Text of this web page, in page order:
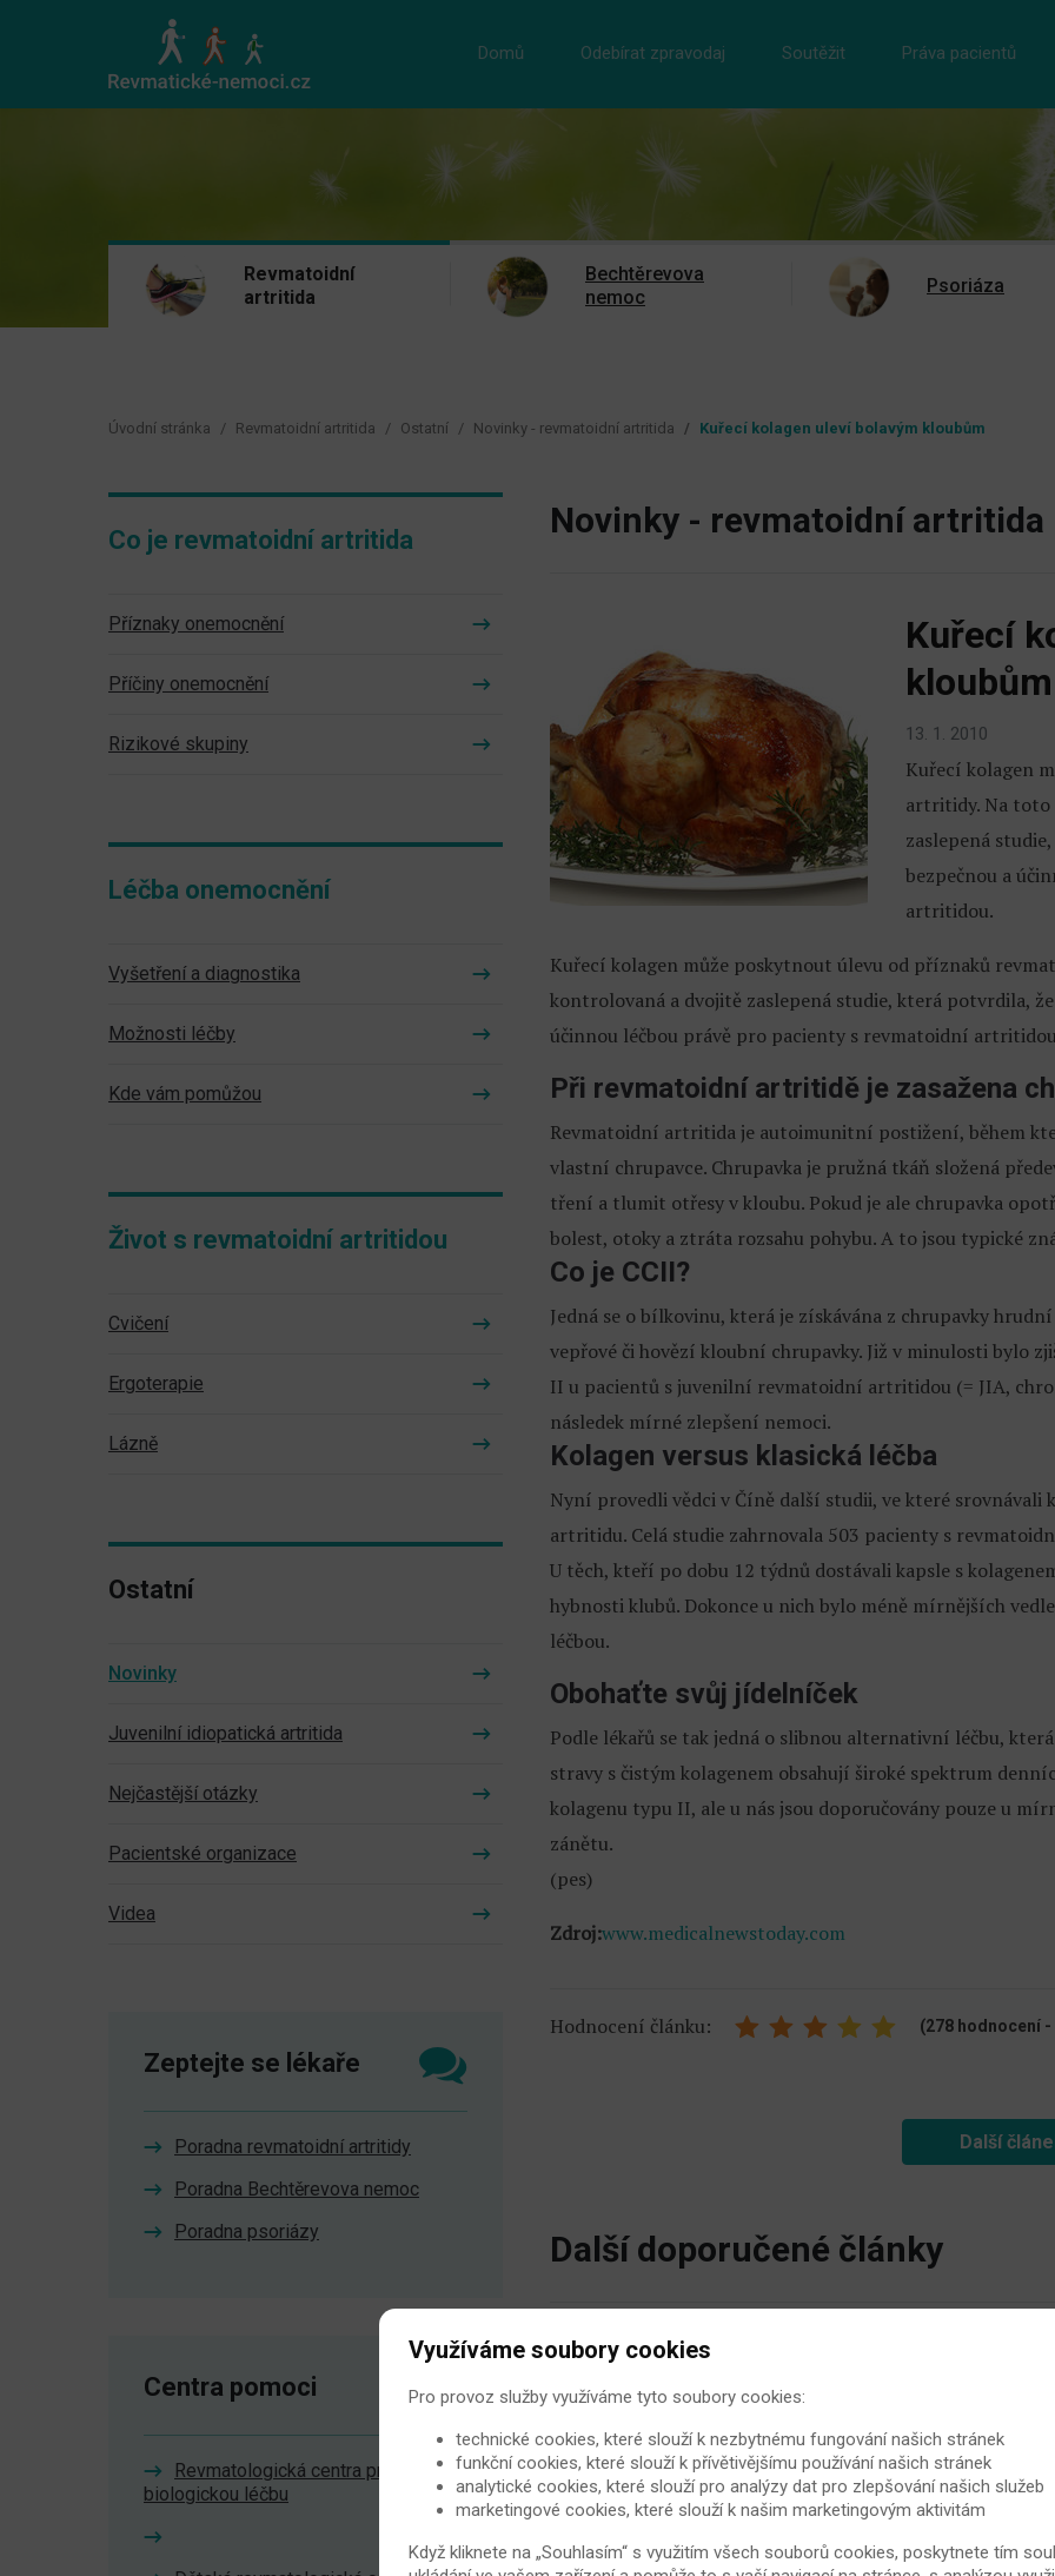
Domů Odebírat zpravodaj Soutěžit Práva pacientů
Revmatoidní
artritida
Bechtěrevova
nemoc
Psoriáza
Úvodní stránka Revmatoidní artritida Ostatní Novinky - revmatoidní artritida Kuřecí kolagen uleví bolavým kloubům
Novinky - revmatoidní artritida
Kuřecí
kloubům
13. 1. 2010
Kuřecí kolagen
artritidy. Na toto
zaslepená
bezpečnou a
artritidou.
Kuřecí kolagen může poskytnout úlevu od příznaků
kontrolovaná a dvojitě zaslepená studie, která potvrdila,
účinnou léčbou právě pro pacienty s revmatoidní
Při revmatoidní artritidě je zasažena
Revmatoidní artritida je autoimunitní postižení, během
vlastní chrupavce. Chrupavka je pružná tkáň složená
tření a tlumit otřesy v kloubu. Pokud je ale chrupavka
bolest, otoky a ztráta rozsahu pohybu. A to jsou typické
Co je CCII?
Jedná se o bílkovinu, která je získávána z chrupavky
vepřové či hovězí kloubní chrupavky. Již v minulosti bylo
II u pacientů s juvenilní revmatoidní artritidou (= JIA,
následek mírné zlepšení nemoci.
Kolagen versus klasická léčba
Nyní provedli vědci v Číně další studii, ve které srovnávali
artritidu. Celá studie zahrnovala 503 pacienty s
U těch, kteří po dobu 12 týdnů dostávali kapsle s
hybnosti klubů. Dokonce u nich bylo méně mírnějších
léčbou.
Obohaťte svůj jídelníček
Podle lékařů se tak jedná o slibnou alternativní léčbu,
stravy s čistým kolagenem obsahují široké spektrum
kolagenu typu II, ale u nás jsou doporučovány pouze u
zánětu.
(pes)
Zdroj:www.medicalnewstoday.com
Hodnocení článku: (278 hodnocení -
Další
Další doporučené články
Ačkoliv juvenilní idiopatickou
upravuje, nese s sebou tato
nemohou vykonávat všechny
20. 2. 2009 Revmatoidní artritida
Pomozte si cvičením od
Co je revmatoidní artritida
Příznaky onemocnění
Příčiny onemocnění
Rizikové skupiny
Léčba onemocnění
Vyšetření a diagnostika
Možnosti léčby
Kde vám pomůžou
Život s revmatoidní artritidou
Cvičení
Ergoterapie
Lázně
Ostatní
Novinky
Juvenilní idiopatická artritida
Nejčastější otázky
Pacientské organizace
Videa
Zeptejte se lékaře
Poradna revmatoidní artritidy
Poradna Bechtěrevova nemoc
Poradna psoriázy
Centra pomoci
Revmatologická centra pro
biologickou léčbu
Využíváme soubory cookies
Pro provoz služby využíváme tyto soubory cookies:
technické cookies, které slouží k nezbytnému fungování našich stránek
funkční cookies, které slouží k přívětivějšímu používání našich stránek
analytické cookies, které slouží pro analýzy dat pro zlepšování našich služeb
marketingové cookies, které slouží k našim marketingovým aktivitám
Když kliknete na „Souhlasím“ s využitím všech souborů cookies, poskytnete tím